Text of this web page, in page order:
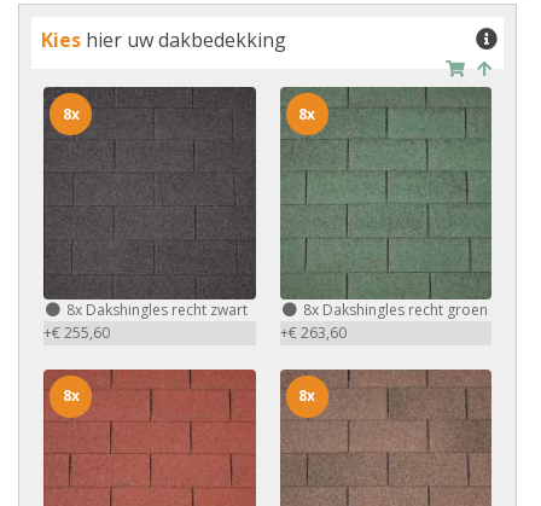
Kies hier uw dakbedekking
8x Dakshingles recht zwart
+€ 255,60
8x
8xDakshingles recht groen
+€ 263,60
8x
8x 8x